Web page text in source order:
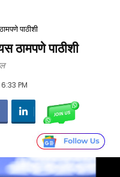
पाठीशी
ठामपणे पाठीशी
PM